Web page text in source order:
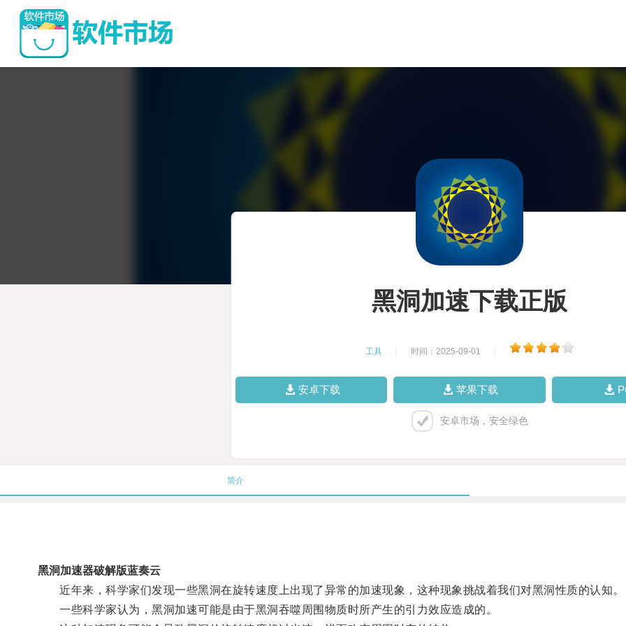
黑洞加速下载正版
工具 时间：2025-09-01
安卓下载 苹果下载
安卓市场，安全绿色
简介
黑洞加速器破解版蓝奏云
近年来，科学家们发现一些黑洞在旋转速度上出现了异常的加速现象，这种现象挑战着我们对黑洞性质的认知。
一些科学家认为，黑洞加速可能是由于黑洞吞噬周围物质时所产生的引力效应造成的。